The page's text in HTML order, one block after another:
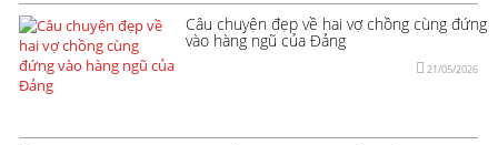
Câu chuyện đẹp về hai vợ chồng cùng đứng
vào hàng ngũ của Đảng
21/05/2026